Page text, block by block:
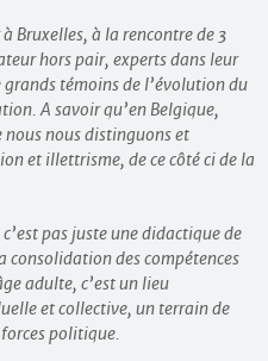
Bruxelles, à la rencontre de 3
hors pair, experts dans leur
témoins de l’évolution du
A savoir qu’en Belgique,
nous nous distinguons et
et illettrisme, de ce côté ci de la
pas juste une didactique de
consolidation des compétences
adulte, c’est un lieu
et collective, un terrain de
politique.